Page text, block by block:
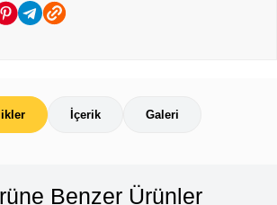
İçerik Galeri
Benzer Ürünler